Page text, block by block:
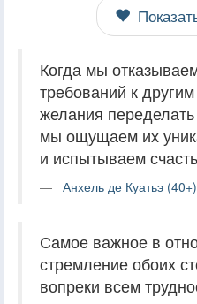
Когда мы
требований к
желания
мы ощущаем их
и испытываем
Анхель де Куатьэ (40+)
Самое важное в
стремление обоих
вопреки всем